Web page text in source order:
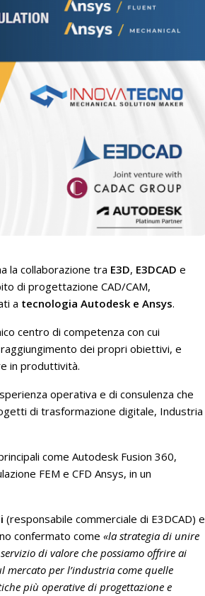
la collaborazione tra E3D, E3DCAD e
di progettazione CAD/CAM,
a tecnologia Autodesk e Ansys.
centro di competenza con cui
dei propri obiettivi, e
in produttività.
operativa e di consulenza che
di trasformazione digitale, Industria
come Autodesk Fusion 360,
FEM e CFD Ansys, in un
(responsabile commerciale di E3DCAD) e
confermato come «la strategia di unire
di valore che possiamo offrire ai
per l’industria come quelle
più operative di progettazione e